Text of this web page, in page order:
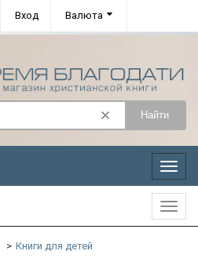
Вход Валюта
Найти
Меню
Книги для детей